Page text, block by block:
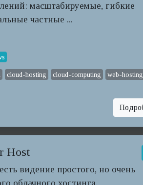
масштабируемые, гибкие
частные ...
cloud-hosting cloud-computing
web-hosting
Host
видение простого, но очень
облачного хостинга.